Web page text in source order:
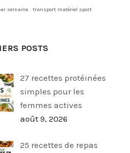
semaine transport matériel sport
POSTS
27 recettes protéinées
simples pour les
femmes actives
août 9, 2026
25 recettes de repas